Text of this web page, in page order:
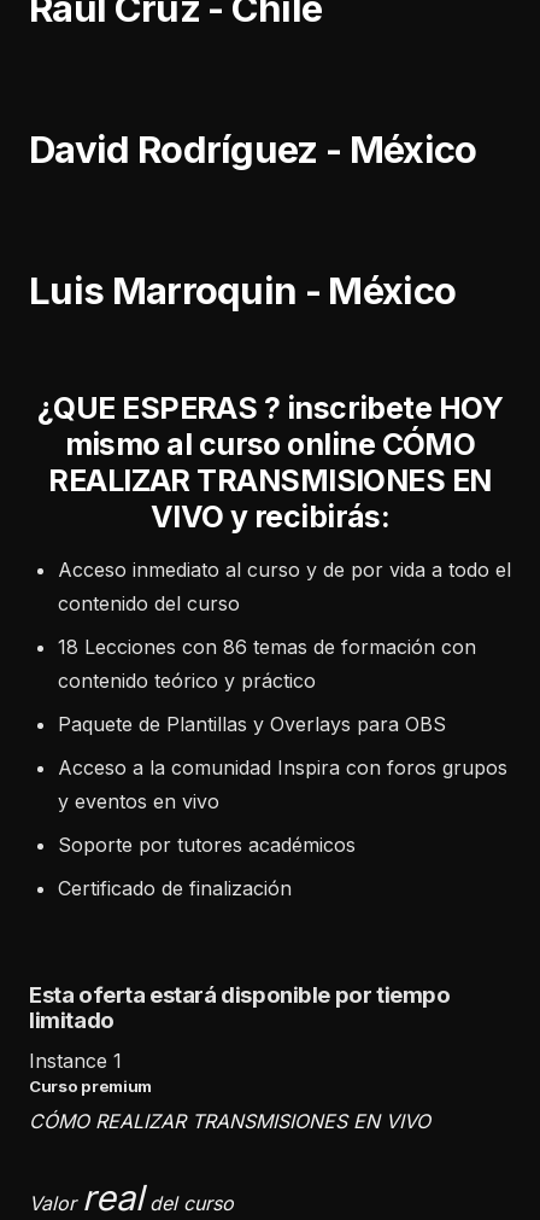
David Rodríguez - México
Luis Marroquin - México
¿QUE ESPERAS ? inscribete HOY
mismo al curso online CÓMO
REALIZAR TRANSMISIONES EN
VIVO y recibirás:
Acceso inmediato al curso y de por vida a todo el
contenido del curso
18 Lecciones con 86 temas de formación con
contenido teórico y práctico
Paquete de Plantillas y Overlays para OBS
Acceso a la comunidad Inspira con foros grupos
y eventos en vivo
Soporte por tutores académicos
Certificado de finalización
Esta oferta estará disponible por tiempo
limitado
Instance 1
Curso premium
CÓMO REALIZAR TRANSMISIONES EN VIVO
Valor realdel curso